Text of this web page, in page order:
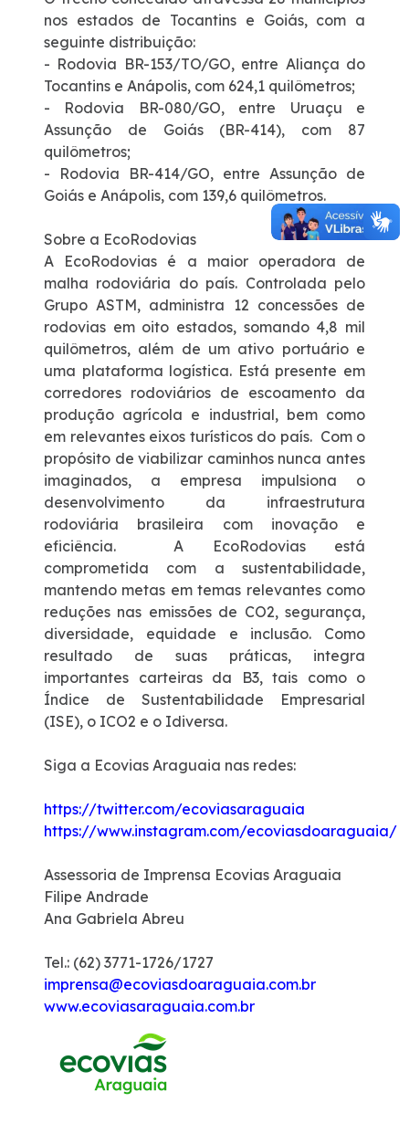
nos estados de Tocantins e Goiás, com a
seguinte distribuição:
- Rodovia BR-153/TO/GO, entre Aliança do
Tocantins e Anápolis, com 624,1 quilômetros;
- Rodovia BR-080/GO, entre Uruaçu e
Assunção de Goiás (BR-414), com 87
quilômetros;
- Rodovia BR-414/GO, entre Assunção de
Goiás e Anápolis, com 139,6 quilômetros.
Sobre a EcoRodovias
A EcoRodovias é a maior operadora de
malha rodoviária do país. Controlada pelo
Grupo ASTM, administra 12 concessões de
rodovias em oito estados, somando 4,8 mil
quilômetros, além de um ativo portuário e
uma plataforma logística. Está presente em
corredores rodoviários de escoamento da
produção agrícola e industrial, bem como
em relevantes eixos turísticos do país. Com o
propósito de viabilizar caminhos nunca antes
imaginados, a empresa impulsiona o
desenvolvimento da infraestrutura
rodoviária brasileira com inovação e
eficiência.
A EcoRodovias está
comprometida com a sustentabilidade,
mantendo metas em temas relevantes como
reduções nas emissões de CO2, segurança,
diversidade, equidade e inclusão. Como
resultado de suas práticas, integra
importantes carteiras da B3, tais como o
Índice de Sustentabilidade Empresarial
(ISE), o ICO2 e o Idiversa.
Siga a Ecovias Araguaia nas redes:
https://twitter.com/ecoviasaraguaia
https://www.instagram.com/ecoviasdoaraguaia/
Assessoria de Imprensa Ecovias Araguaia
Filipe Andrade
Ana Gabriela Abreu
Tel.: (62) 3771-1726/1727
imprensa@ecoviasdoaraguaia.com.br
www.ecoviasaraguaia.com.br